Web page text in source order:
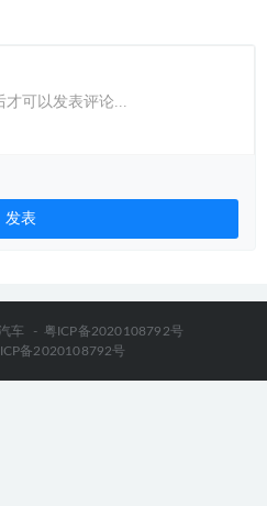
可以发表评论...
车 - 粤ICP备2020108792号
备2020108792号